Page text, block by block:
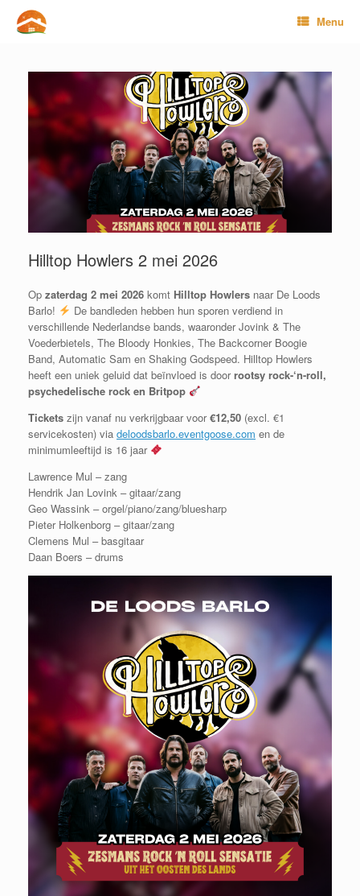
naar
Menu
Hilltop Howlers 2 mei 2026
Op zaterdag 2 mei 2026 komt Hilltop Howlers naar De Loods
Barlo!
De bandleden hebben hun sporen verdiend in
verschillende Nederlandse bands, waaronder Jovink & The
Voederbietels, The Bloody Honkies, The Backcorner Boogie
Band, Automatic Sam en Shaking Godspeed. Hilltop Howlers
heeft een uniek geluid dat beïnvloed is doorrootsy rock-‘n-roll,
psychedelische rock en Britpop
Tickets zijn vanaf nu verkrijgbaar voor€12,50 (excl. €1
servicekosten) via deloodsbarlo.eventgoose.com en de
minimumleeftijd is 16 jaar
Lawrence Mul – zang
Hendrik Jan Lovink – gitaar/zang
Geo Wassink – orgel/piano/zang/bluesharp
Pieter Holkenborg – gitaar/zang
Clemens Mul – basgitaar
Daan Boers – drums